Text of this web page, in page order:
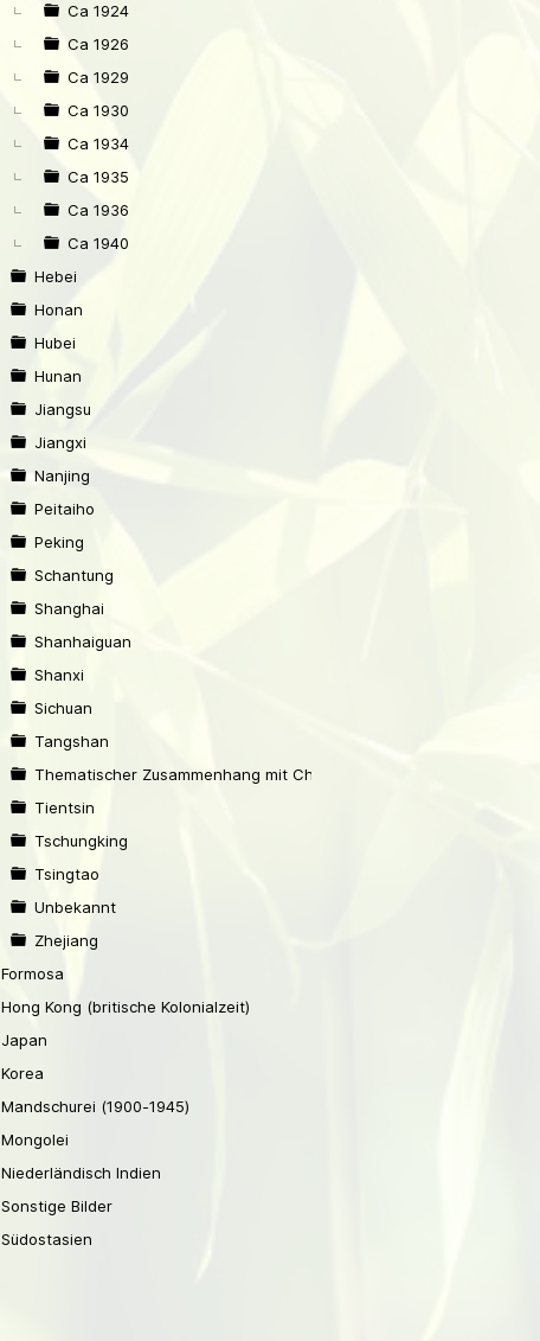
Ca 1924
Ca 1926
Ca 1929
Ca 1930
Ca 1934
Ca 1935
Ca 1936
Ca 1940
Hebei
Honan
Hubei
Hunan
Jiangsu
Jiangxi
Nanjing
Peitaiho
Peking
Schantung
Shanghai
Shanhaiguan
Shanxi
Sichuan
Tangshan
Thematischer Zusammenhang mit China
Tientsin
Tschungking
Tsingtao
Unbekannt
Zhejiang
Formosa
Hong Kong (britische Kolonialzeit)
Japan
Korea
Mandschurei (1900-1945)
Mongolei
Niederländisch Indien
Sonstige Bilder
Südostasien